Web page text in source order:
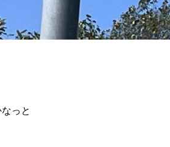
っと